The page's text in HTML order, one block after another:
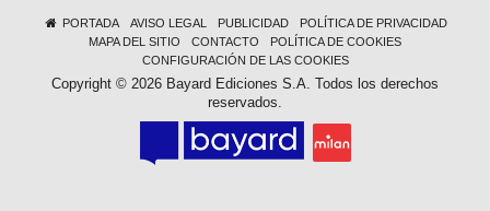
PORTADA AVISO LEGAL PUBLICIDAD
POLÍTICA DE PRIVACIDAD
MAPA DEL SITIO
CONTACTO
POLÍTICA DE COOKIES
CONFIGURACIÓN DE LAS COOKIES
Copyright © 2026 Bayard Ediciones S.A. Todos los derechos
reservados.